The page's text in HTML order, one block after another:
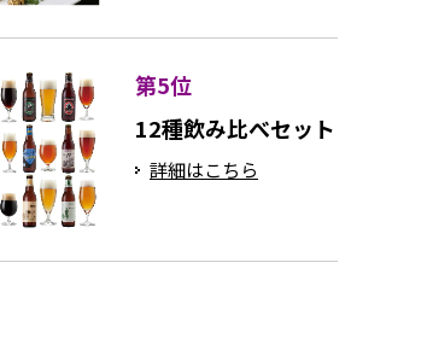
第5位
12種飲み比べセット
詳細はこちら